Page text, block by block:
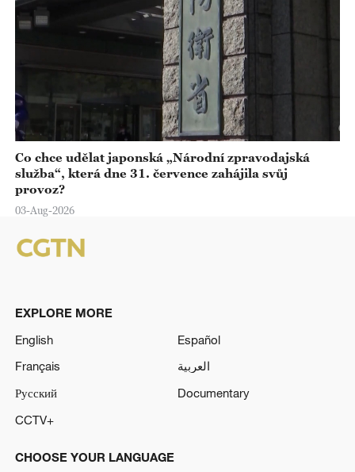
Co chce udělat japonská „Národní zpravodajská
služba“, která dne 31. července zahájila svůj
provoz?
03-Aug-2026
EXPLORE MORE
English
Español
Français
العربية
Русский
Documentary
CCTV+
CHOOSE YOUR LANGUAGE